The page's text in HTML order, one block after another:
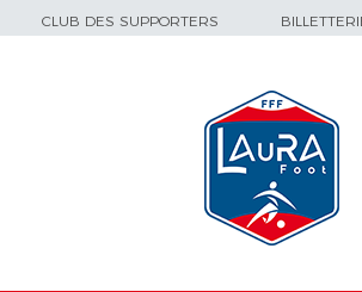
CLUB DES SUPPORTERS